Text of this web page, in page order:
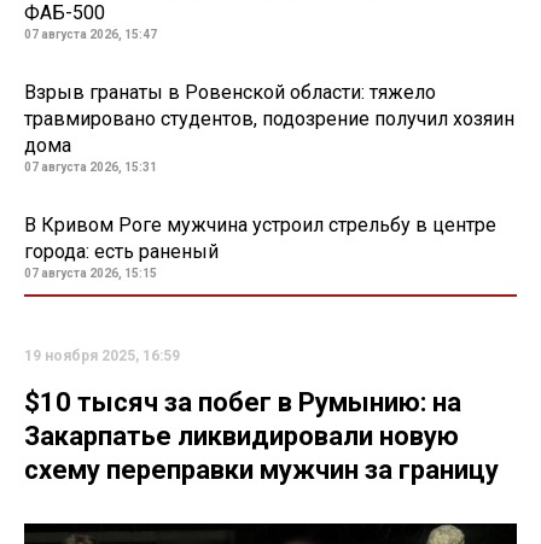
ФАБ-500
07 августа 2026, 15:47
Взрыв гранаты в Ровенской области: тяжело
травмировано студентов, подозрение получил хозяин
дома
07 августа 2026, 15:31
В Кривом Роге мужчина устроил стрельбу в центре
города: есть раненый
07 августа 2026, 15:15
19 ноября 2025, 16:59
$10 тысяч за побег в Румынию: на
Закарпатье ликвидировали новую
схему переправки мужчин за границу